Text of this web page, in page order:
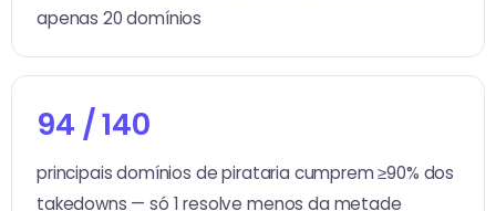
apenas 20 domínios
94 / 140
principais domínios de pirataria cumprem ≥90% dos
takedowns — só 1 resolve menos da metade